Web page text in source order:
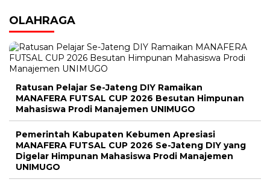
OLAHRAGA
Ratusan Pelajar Se-Jateng DIY Ramaikan
MANAFERA FUTSAL CUP 2026 Besutan Himpunan
Mahasiswa Prodi Manajemen UNIMUGO
Pemerintah Kabupaten Kebumen Apresiasi
MANAFERA FUTSAL CUP 2026 Se-Jateng DIY yang
Digelar Himpunan Mahasiswa Prodi Manajemen
UNIMUGO